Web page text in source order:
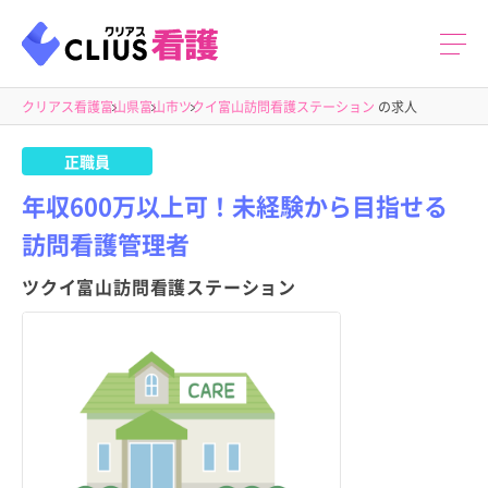
クリアス看護富山県富山市ツクイ富山訪問看護ステーション の求人
正職員
年収600万以上可！未経験から目指せる
訪問看護管理者
ツクイ富山訪問看護ステーション